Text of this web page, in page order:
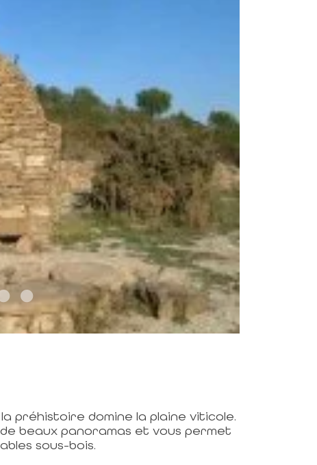
préhistoire domine la plaine viticole.
beaux panoramas et vous permet
sous-bois.